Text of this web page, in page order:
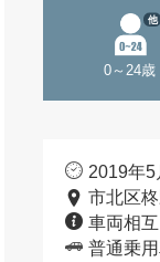
0～24歳
他
2019年5
市北区
車両相
普通乗